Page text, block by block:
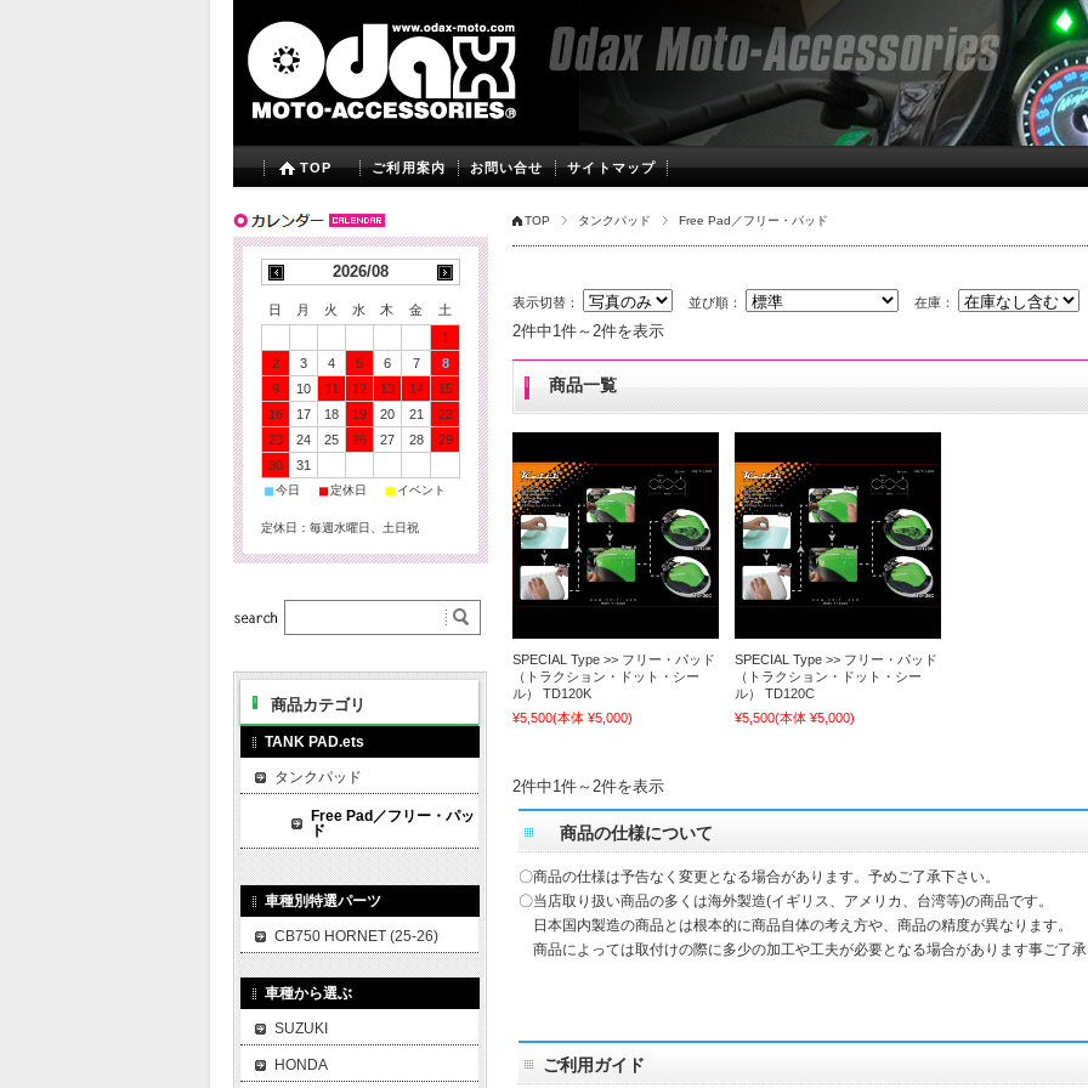
TOP ご利用案内 お問い合せ サイトマップ
TOP タンクパッド Free Pad／フリー・パッド
表示切替： 並び順： 在庫：
2件中1件～2件を表示
商品一覧
SPECIAL Type >> フリー・パッド
（トラクション・ドット・シー
ル） TD120K
¥5,500(本体 ¥5,000)
SPECIAL Type >> フリー・パッド
（トラクション・ドット・シー
ル） TD120C
¥5,500(本体 ¥5,000)
2件中1件～2件を表示
商品の仕様について
〇商品の仕様は予告なく変更となる場合があります。予めご了承下さい。
〇当店取り扱い商品の多くは海外製造(イギリス、アメリカ、台湾等)の商品です。
日本国内製造の商品とは根本的に商品自体の考え方や、商品の精度が異なります。
商品によっては取付けの際に多少の加工や工夫が必要となる場合があります事ご了承
ご利用ガイド
2026/08
日 月 火 水 木 金
土
1
2
3 4 5 6 7
8
9
10 11 12 13 14
15
16
17 18 19 20 21
22
23
24 25 26 27 28
29
30
31
■ 今日 ■ 定休日 ■ イベント
定休日：毎週水曜日、土日祝
商品カテゴリ
TANK PAD.ets
タンクパッド
Free Pad／フリー・パッ
ド
車種別特選パーツ
CB750 HORNET (25-26)
車種から選ぶ
SUZUKI
HONDA